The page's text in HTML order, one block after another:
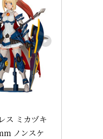
ス ミカヅキ
ノンスケ